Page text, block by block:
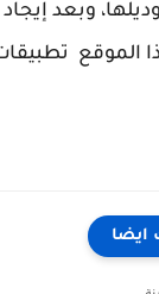
وبعد
الموقع
ايضا